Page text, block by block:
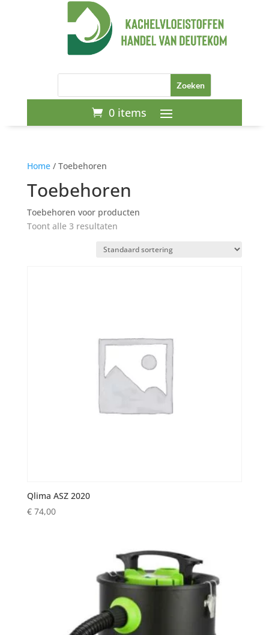
0 items
Home/ Toebehoren
Toebehoren
Toebehoren voor producten
Toont alle 3 resultaten
Qlima ASZ 2020
€74,00